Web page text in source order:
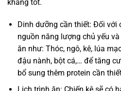
kháng tốt.
Dinh dưỡng cần thiết: Đối với
nguồn năng lượng chủ yếu
ăn như: Thóc, ngô, kê, lúa
đậu nành, bột cá,… để tăng
bổ sung thêm protein cần